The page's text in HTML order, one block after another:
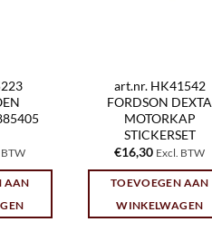
BTW
AAN
art.nr. HK41542
FORDSON DEXTA
MOTORKAP
STICKERSET
€16,30 Excl. BTW
TOEVOEGEN AAN
WINKELWAGEN